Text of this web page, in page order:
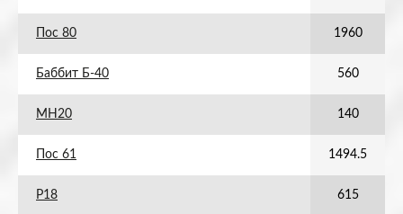
Пос 80 1960
Баббит Б-40 560
МН20 140
Пос 61 1494.5
Р18 615